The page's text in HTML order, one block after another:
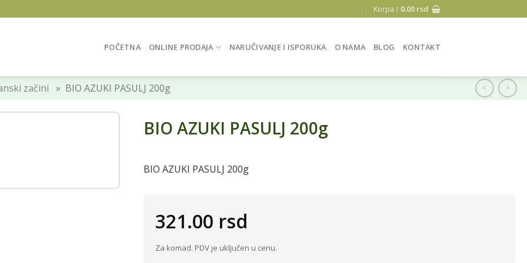
Korpa / 0.00 rsd
POČETNA ONLINE PRODAJA NARUČIVANJE I ISPORUKA O NAMA BLOG KONTAKT
začini » BIO AZUKI PASULJ 200g
BIO AZUKI PASULJ 200g
BIO AZUKI PASULJ 200g
321.00 rsd
Za komad. PDV je uključen u cenu.